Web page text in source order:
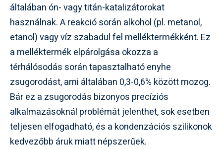
általában ón- vagy titán-katalizátorokat
használnak. A reakció során alkohol (pl. metanol,
etanol) vagy víz szabadul fel melléktermékként. Ez
a melléktermék elpárolgása okozza a
térhálósodás során tapasztalható enyhe
zsugorodást, ami általában 0,3-0,6% között mozog.
Bár ez a zsugorodás bizonyos precíziós
alkalmazásoknál problémát jelenthet, sok esetben
teljesen elfogadható, és a kondenzációs szilikonok
kedvezőbb áruk miatt népszerűek.